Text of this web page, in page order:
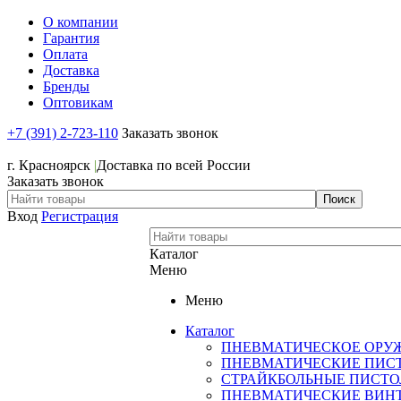
О компании
Гарантия
Оплата
Доставка
Бренды
Оптовикам
+7 (391) 2-723-110 Заказать звонок
г. Красноярск |Доставка по всей России
Заказать звонок
Вход Регистрация
Каталог
Меню
Меню
Каталог
ПНЕВМАТИЧЕСКОЕ
ПНЕВМАТИЧЕСКИЕ
СТРАЙКБОЛЬНЫЕ
ПНЕВМАТИЧЕСКИЕ